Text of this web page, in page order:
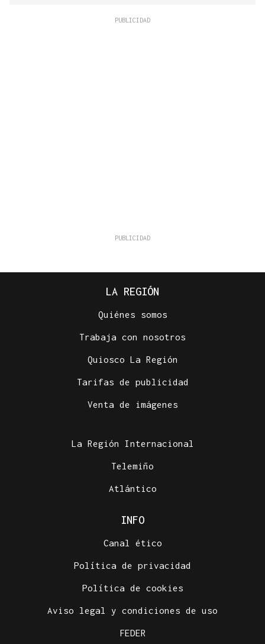
LA REGIÓN
Quiénes somos
Trabaja con nosotros
Quiosco La Región
Tarifas de publicidad
Venta de imágenes
La Región Internacional
Telemiño
Atlántico
INFO
Canal ético
Política de privacidad
Política de cookies
Aviso legal y condiciones de uso
FEDER